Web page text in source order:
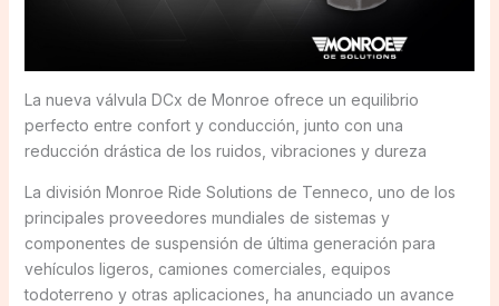
La nueva válvula DCx de Monroe ofrece un equilibrio
perfecto entre confort y conducción, junto con una
reducción drástica de los ruidos, vibraciones y dureza
La división Monroe Ride Solutions de Tenneco, uno de los
principales proveedores mundiales de sistemas y
componentes de suspensión de última generación para
vehículos ligeros, camiones comerciales, equipos
todoterreno y otras aplicaciones, ha anunciado un avance